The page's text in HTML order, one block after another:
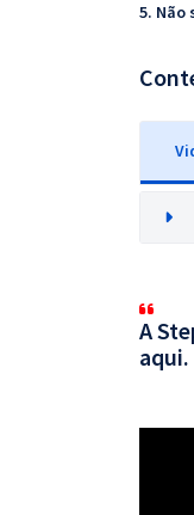
5. Não
A
aqui.